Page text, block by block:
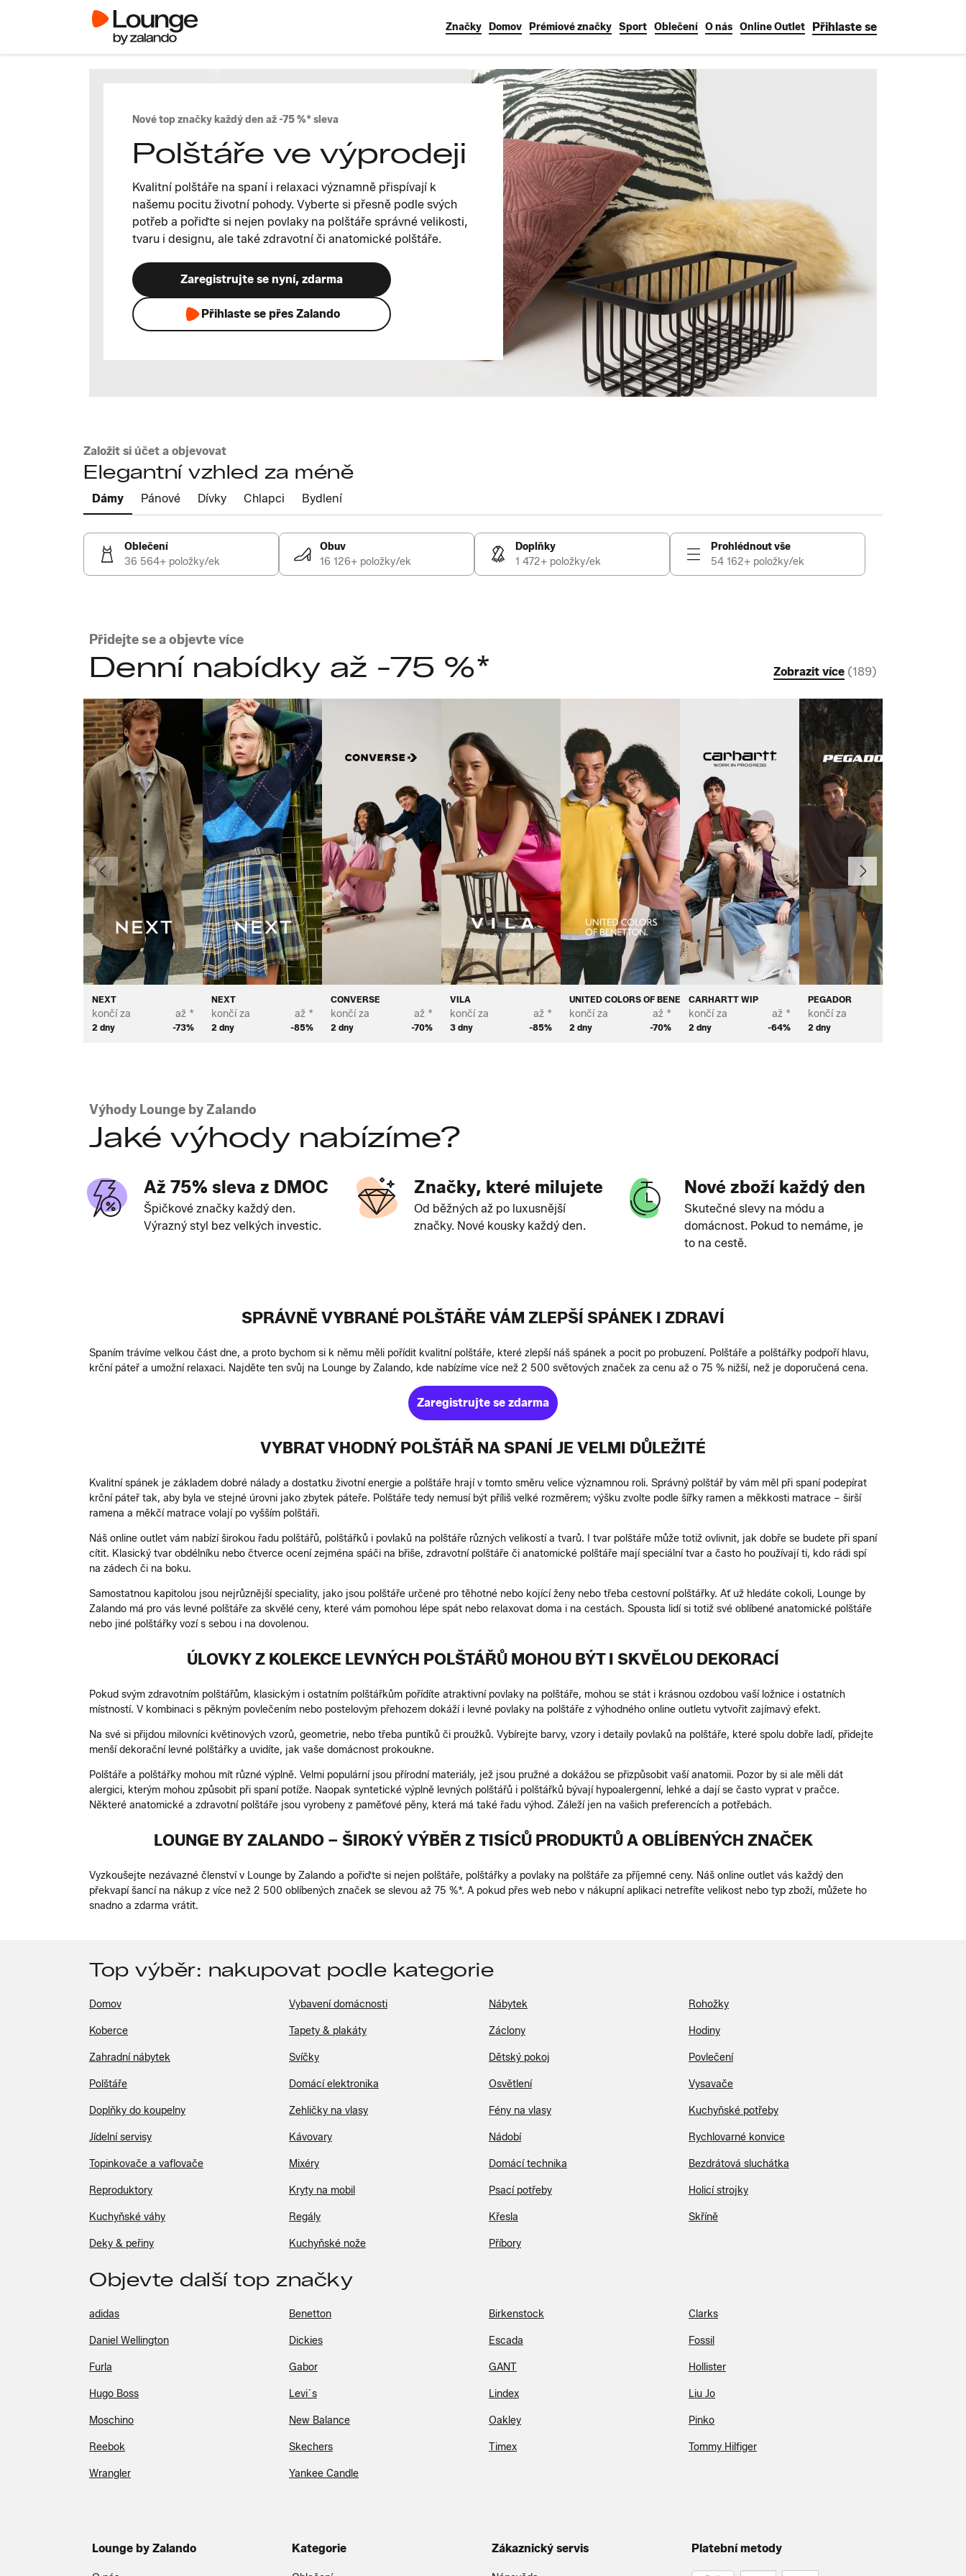
Značky Domov Prémiové značky Sport Oblečení O nás Online Outlet Přihlaste se
Nové top značky každý den až -75 %* sleva
Polštáře ve výprodeji
Kvalitní polštáře na spaní i relaxaci významně přispívají k
našemu pocitu životní pohody. Vyberte si přesně podle svých
potřeb a pořiďte si nejen povlaky na polštáře správné velikosti,
tvaru i designu, ale také zdravotní či anatomické polštáře.
Zaregistrujte se nyní, zdarma
Přihlaste se přes Zalando
Založit si účet a objevovat
Elegantní vzhled za méně
Dámy Pánové Dívky Chlapci Bydlení
Oblečení
36 564+ položky/ek
Obuv
16 126+ položky/ek
Doplňky
1 472+ položky/ek
Prohlédnout vše
54 162+ položky/ek
Přidejte se a objevte více
Denní nabídky až -75 %* Zobrazit více (189)
NEXT
končí za
2 dny
až *
-73%
NEXT
končí za
2 dny
až *
-85%
CONVERSE
končí za
2 dny
až *
-70%
VILA
končí za
3 dny
až *
-85%
UNITED COLORS OF BENETTON
končí za
2 dny
až *
-70%
CARHARTT WIP
končí za
2 dny
až *
-64%
PEGADOR
končí za
2 dny
Předchozí Další
Výhody Lounge by Zalando
Jaké výhody nabízíme?
Až 75% sleva z DMOC
Špičkové značky každý den.
Výrazný styl bez velkých investic.
Značky, které milujete
Od běžných až po luxusnější
značky. Nové kousky každý den.
Nové zboží každý den
Skutečné slevy na módu a
domácnost. Pokud to nemáme, je
to na cestě.
SPRÁVNĚ VYBRANÉ POLŠTÁŘE VÁM ZLEPŠÍ SPÁNEK I ZDRAVÍ
Spaním trávíme velkou část dne, a proto bychom si k němu měli pořídit kvalitní polštáře, které zlepší náš spánek a pocit po probuzení. Polštáře a polštářky podpoří hlavu,
krční páteř a umožní relaxaci. Najděte ten svůj na Lounge by Zalando, kde nabízíme více než 2 500 světových značek za cenu až o 75 % nižší, než je doporučená cena.
Zaregistrujte se zdarma
VYBRAT VHODNÝ POLŠTÁŘ NA SPANÍ JE VELMI DŮLEŽITÉ
Kvalitní spánek je základem dobré nálady a dostatku životní energie a polštáře hrají v tomto směru velice významnou roli. Správný polštář by vám měl při spaní podepírat
krční páteř tak, aby byla ve stejné úrovni jako zbytek páteře. Polštáře tedy nemusí být příliš velké rozměrem; výšku zvolte podle šířky ramen a měkkosti matrace – širší
ramena a měkčí matrace volají po vyšším polštáři.
Náš online outlet vám nabízí širokou řadu polštářů, polštářků i povlaků na polštáře různých velikostí a tvarů. I tvar polštáře může totiž ovlivnit, jak dobře se budete při spaní
cítit. Klasický tvar obdélníku nebo čtverce ocení zejména spáči na břiše, zdravotní polštáře či anatomické polštáře mají speciální tvar a často ho používají ti, kdo rádi spí
na zádech či na boku.
Samostatnou kapitolou jsou nejrůznější speciality, jako jsou polštáře určené pro těhotné nebo kojící ženy nebo třeba cestovní polštářky. Ať už hledáte cokoli, Lounge by
Zalando má pro vás levné polštáře za skvělé ceny, které vám pomohou lépe spát nebo relaxovat doma i na cestách. Spousta lidí si totiž své oblíbené anatomické polštáře
nebo jiné polštářky vozí s sebou i na dovolenou.
ÚLOVKY Z KOLEKCE LEVNÝCH POLŠTÁŘŮ MOHOU BÝT I SKVĚLOU DEKORACÍ
Pokud svým zdravotním polštářům, klasickým i ostatním polštářkům pořídíte atraktivní povlaky na polštáře, mohou se stát i krásnou ozdobou vaší ložnice i ostatních
místností. V kombinaci s pěkným povlečením nebo postelovým přehozem dokáží i levné povlaky na polštáře z výhodného online outletu vytvořit zajímavý efekt.
Na své si přijdou milovníci květinových vzorů, geometrie, nebo třeba puntíků či proužků. Vybírejte barvy, vzory i detaily povlaků na polštáře, které spolu dobře ladí, přidejte
menší dekorační levné polštářky a uvidíte, jak vaše domácnost prokoukne.
Polštáře a polštářky mohou mít různé výplně. Velmi populární jsou přírodní materiály, jež jsou pružné a dokážou se přizpůsobit vaší anatomii. Pozor by si ale měli dát
alergici, kterým mohou způsobit při spaní potíže. Naopak syntetické výplně levných polštářů i polštářků bývají hypoalergenní, lehké a dají se často vyprat v pračce.
Některé anatomické a zdravotní polštáře jsou vyrobeny z paměťové pěny, která má také řadu výhod. Záleží jen na vašich preferencích a potřebách.
LOUNGE BY ZALANDO – ŠIROKÝ VÝBĚR Z TISÍCŮ PRODUKTŮ A OBLÍBENÝCH ZNAČEK
Vyzkoušejte nezávazné členství v Lounge by Zalando a pořiďte si nejen polštáře, polštářky a povlaky na polštáře za příjemné ceny. Náš online outlet vás každý den
překvapí šancí na nákup z více než 2 500 oblíbených značek se slevou až 75 %*. A pokud přes web nebo v nákupní aplikaci netrefíte velikost nebo typ zboží, můžete ho
snadno a zdarma vrátit.
Top výběr: nakupovat podle kategorie
Domov Vybavení domácnosti Nábytek Rohožky
Koberce Tapety & plakáty Záclony Hodiny
Zahradní nábytek Svíčky Dětský pokoj Povlečení
Polštáře Domácí elektronika Osvětlení Vysavače
Doplňky do koupelny Zehličky na vlasy Fény na vlasy Kuchyňské potřeby
Jídelní servisy Kávovary Nádobí Rychlovarné konvice
Topinkovače a vaflovače Mixéry Domácí technika Bezdrátová sluchátka
Reproduktory Kryty na mobil Psací potřeby Holicí strojky
Kuchyňské váhy Regály Křesla Skříně
Deky & peřiny Kuchyňské nože Příbory
Objevte další top značky
adidas Benetton Birkenstock Clarks
Daniel Wellington Dickies Escada Fossil
Furla Gabor GANT Hollister
Hugo Boss Levi´s Lindex Liu Jo
Moschino New Balance Oakley Pinko
Reebok Skechers Timex Tommy Hilfiger
Wrangler Yankee Candle
Lounge by Zalando Kategorie Zákaznický servis Platební metody